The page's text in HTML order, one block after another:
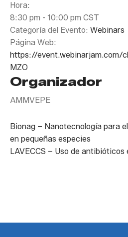
Hora:
8:30 pm - 10:00 pm CST
Categoría del Evento: Webinars
Página Web:
https://event.webinarjam.com/
MZO
Organizador
AMMVEPE
Bionag – Nanotecnología para
en pequeñas especies
LAVECCS – Uso de antibióticos